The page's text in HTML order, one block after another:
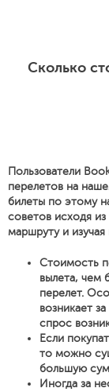
Сколько
Пользователи
перелетов на
билеты по этому
советов исходя
маршруту и
Стоимость
вылета, чем
перелет.
возникает
спрос
Если
то можно
большую
Иногда за